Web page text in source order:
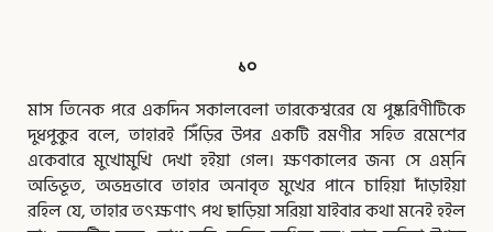
১০
মাস তিনেক পরে একদিন সকালবেলা তারকেশ্বরের যে পুষ্করিণীটিকে
দুধপুকুর বলে, তাহারই সিঁড়ির উপর একটি রমণীর সহিত রমেশের
একেবারে মুখোমুখি দেখা হইয়া গেল। ক্ষণকালের জন্য সে এম্‌নি
অভিভূত, অভদ্রভাবে তাহার অনাবৃত মুখের পানে চাহিয়া দাঁড়াইয়া
রহিল যে, তাহার তৎক্ষণাৎ পথ ছাড়িয়া সরিয়া যাইবার কথা মনেই হইল